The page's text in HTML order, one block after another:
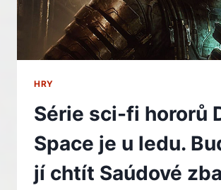
KINGDOM
COME
–
INDIAN
HRY
Série sci-fi hororů
Space je u ledu.
jí chtít Saúdové